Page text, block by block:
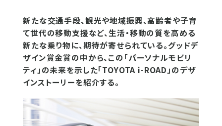
新たな交通手段、観光や地域振興、高齢者や子育
て世代の移動支援など、生活・移動の質を高める
新たな乗り物に、期待が寄せられている。グッドデ
ザイン賞金賞の中から、この「パーソナルモビリ
ティ」の未来を示した「TOYOTA i-ROAD」のデザ
インストーリーを紹介する。